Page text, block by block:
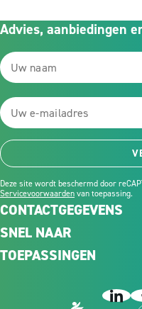
CONTACTGEGEVENS
Advies, aanbiedingen
Deze site wordt beschermd door
Servicevoorwaardenvan toepassing.
SNEL NAAR
TOEPASSINGEN